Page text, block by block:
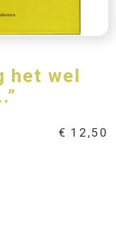
het wel
€ 12,50